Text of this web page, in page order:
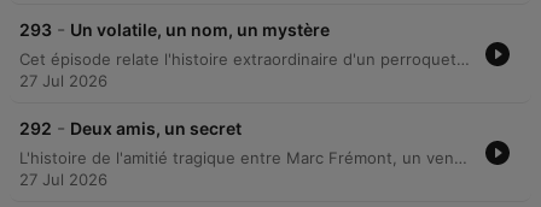
293 - Un volatile, un nom, un mystère
Cet épisode relate l'histoire extraordinaire d'un perroquet gris à queue verte apparu de manière inattendue dans le quartier d'un policier à Tokyo en 2007. L'oiseau, nommé Mickey, surprend son nouveau compagnon en sifflant une comptante familiale avant de devenir une véritable attraction locale grâce à ses capacités d'imitation. Le récit prend une dimension mystérieuse lorsque l'animal commence à répéter un nom et une adresse précise. La quête de la famille Soto pour vérifier ces informations mène à une rencontre bouleversante avec la véritable propriétaire de l'oiseau, soulevant des questions fascinantes sur l'intelligence et l'instinct de cet animal égaré.
27 Jul 2026
292 - Deux amis, un secret
L'histoire de l'amitié tragique entre Marc Frémont, un vendeur de drogerie au double visage, et Paul Chacquin, un mécanicien de casse automobile. Ce qui commence comme une amitié sincère née du service militaire se transforme en un plan criminel audacieux pour sauver la boutique de l'employé en simulant un accident de voiture. Le récit détaille la mise en place d'une manœuvre de sauvetage orchestrée par les deux complices, surnommés Marco et Polo. Cependant, une erreur de calcul lors de l'exécution du plan transforme le sauvetage en un homicide involontaire, menant les deux hommes devant la justice et à une condamnation au bagne de l'île du Diable.
27 Jul 2026